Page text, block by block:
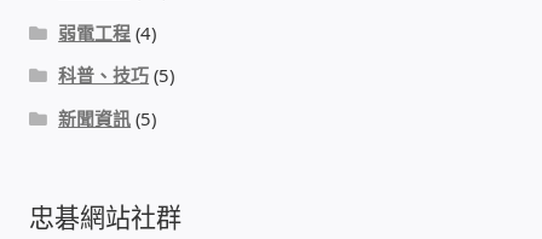
電子鎖 凱特安Kwikset
電子模組電路模塊
弱電工程 (4)
科普、技巧 (5)
新聞資訊 (5)
忠碁網站社群